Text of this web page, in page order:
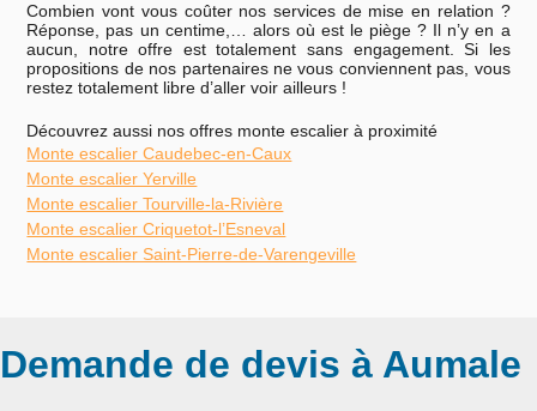
Combien vont vous coûter nos services de mise en relation ?
Réponse, pas un centime,… alors où est le piège ? Il n’y en a
aucun, notre offre est totalement sans engagement. Si les
propositions de nos partenaires ne vous conviennent pas, vous
restez totalement libre d’aller voir ailleurs !
Découvrez aussi nos offres monte escalier à proximité
Monte escalier Caudebec-en-Caux
Monte escalier Yerville
Monte escalier Tourville-la-Rivière
Monte escalier Criquetot-l’Esneval
Monte escalier Saint-Pierre-de-Varengeville
Demande de devis à Aumale